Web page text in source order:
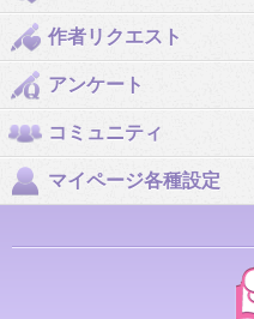
作者リクエスト
アンケート
コミュニティ
マイページ各種設定